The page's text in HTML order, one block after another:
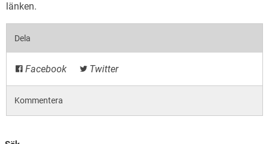
länken.
Dela
Facebook Twitter
Kommentera